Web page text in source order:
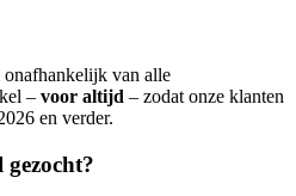
van alle
– voor altijd – zodat onze klanten
en verder.